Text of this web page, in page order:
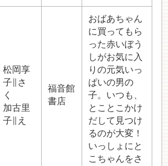
松岡享
子∥さ
く
加古里
子∥え
福音館
書店
おばあちゃん
に買ってもら
った赤いぼう
しがお気に入
りの元気いっ
ぱいの男の
子。いつも、
とことこかけ
だして見つけ
るのが大変！
いっしょにと
こちゃんをさ